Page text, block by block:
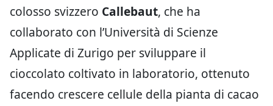
colosso svizzero Callebaut, che ha
collaborato con l’Università di Scienze
Applicate di Zurigo per sviluppare il
cioccolato coltivato in laboratorio, ottenuto
facendo crescere cellule della pianta di cacao